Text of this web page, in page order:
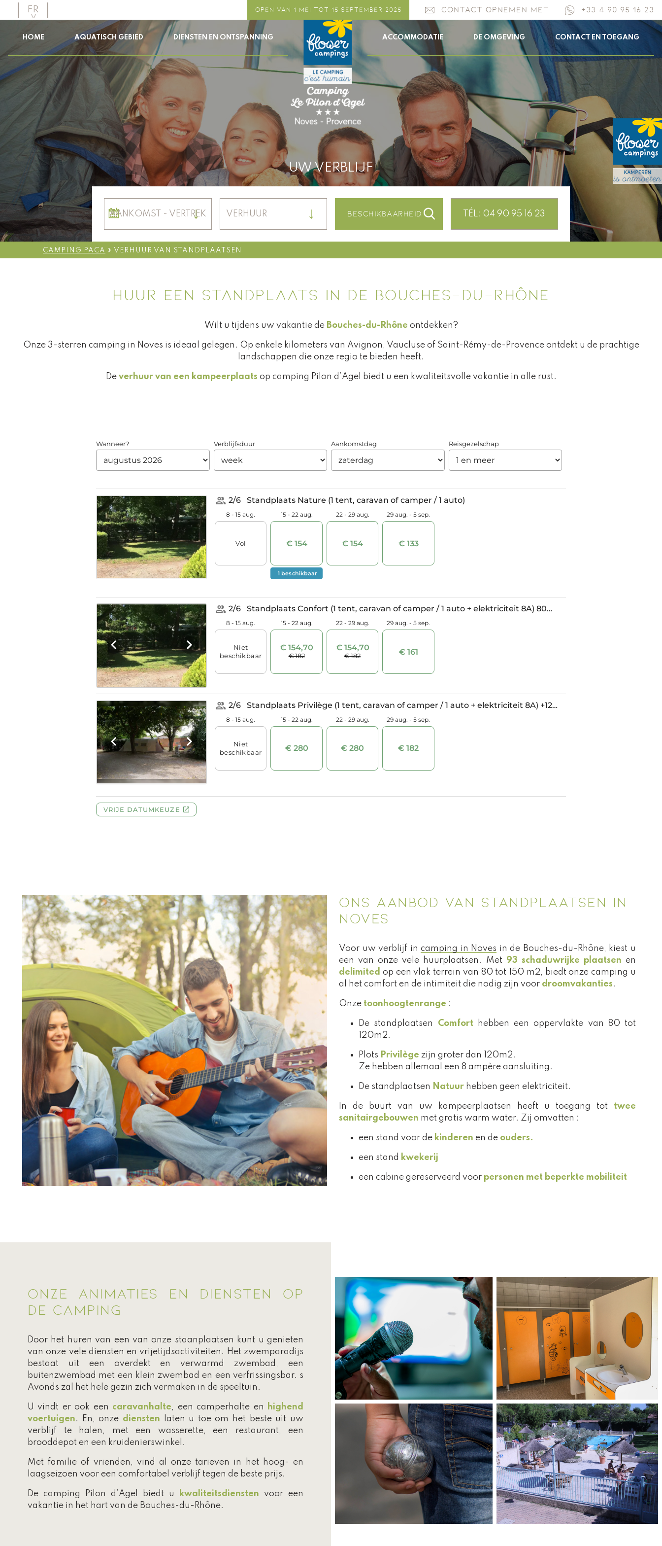
OPEN VAN 1 MEI TOT 15 SEPTEMBER 2025
FR
NL
CONTACT OPNEMEN MET +33 4 90 95 16 23
HOME AQUATISCH GEBIED DIENSTEN EN ONTSPANNING ACCOMMODATIE DE OMGEVING CONTACT EN TOEGANG
UW VERBLIJF
AANKOMST - VERTREK TÉL: 04 90 95 16 23
CAMPING PACA » VERHUUR VAN STANDPLAATSEN
HUUR EEN STANDPLAATS IN DE BOUCHES-DU-RHÔNE
Wilt u tijdens uw vakantie de Bouches-du-Rhône ontdekken?
Onze 3-sterren camping in Noves is ideaal gelegen. Op enkele kilometers van Avignon, Vaucluse of Saint-Rémy-de-Provence ontdekt u de prachtige
landschappen die onze regio te bieden heeft.
De verhuur van een kampeerplaats op camping Pilon d’Agel biedt u een kwaliteitsvolle vakantie in alle rust.
ONS AANBOD VAN STANDPLAATSEN IN
NOVES
Voor uw verblijf incamping in Noves in de Bouches-du-Rhône, kiest u
een van onze vele huurplaatsen. Met 93 schaduwrijke plaatsen en
delimited op een vlak terrein van 80 tot 150 m2, biedt onze camping u
al het comfort en de intimiteit die nodig zijn voor droomvakanties.
Onze toonhoogtenrange :
De standplaatsen Comfort hebben een oppervlakte van 80 tot
120m2.
Plots Privilège zijn groter dan 120m2.
Ze hebben allemaal een 8 ampère aansluiting.
De standplaatsen Natuur hebben geen elektriciteit.
In de buurt van uw kampeerplaatsen heeft u toegang tot twee
sanitairgebouwen met gratis warm water. Zij omvatten :
een stand voor de kinderen en de ouders.
een stand kwekerij
een cabine gereserveerd voor personen met beperkte mobiliteit
ONZE ANIMATIES EN DIENSTEN OP
DE CAMPING
Door het huren van een van onze staanplaatsen kunt u genieten
van onze vele diensten en vrijetijdsactiviteiten. Het zwemparadijs
bestaat uit een overdekt en verwarmd zwembad, een
buitenzwembad met een klein zwembad en een verfrissingsbar. s
Avonds zal het hele gezin zich vermaken in de speeltuin.
U vindt er ook een caravanhalte , een camperhalte en
highend
voertuigen. En, onze diensten laten u toe om het beste uit uw
verblijf te halen, met een wasserette, een restaurant, een
brooddepot en een kruidenierswinkel.
Met familie of vrienden, vind al onze tarieven in het hoog- en
laagseizoen voor een comfortabel verblijf tegen de beste prijs.
De camping Pilon d’Agel biedt u kwaliteitsdiensten voor een
vakantie in het hart van de Bouches-du-Rhône.